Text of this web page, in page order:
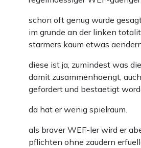
schon oft genug wurde
im grunde an der linken
starmers kaum etwas
diese ist ja, zumindest was
damit zusammenhaengt,
gefordert und bestaetigt
da hat er wenig spielraum.
als braver WEF-ler wird er
pflichten ohne zaudern